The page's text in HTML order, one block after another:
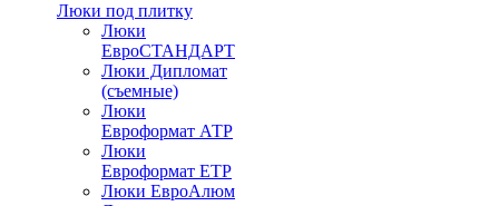
Люки под плитку
Люки
ЕвроСТАНДАРТ
Люки Дипломат
(съемные)
Люки
Евроформат АТР
Люки
Евроформат ЕТР
Люки ЕвроАлюм